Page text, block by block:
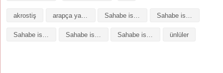
akrostiş arapça yazılışı
Sahabe isminin baş harfleriyle şiir Sahabe isminin kökeni Sahabe isminin numerolojisi ünlüler